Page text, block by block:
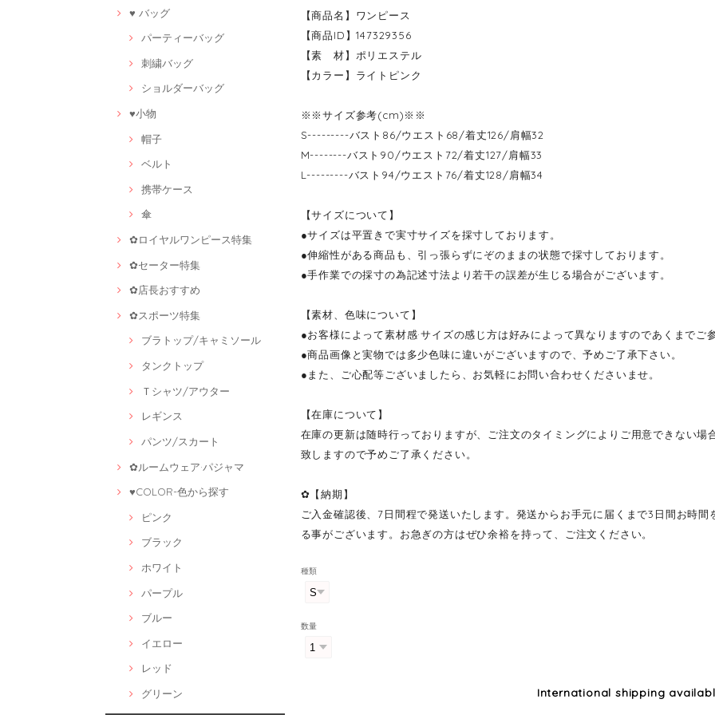
♥ バッグ
パーティーバッグ
刺繍バッグ
ショルダーバッグ
♥小物
帽子
ベルト
携帯ケース
傘
✿ロイヤルワンピース特集
✿セーター特集
✿店長おすすめ
✿スポーツ特集
ブラトップ/キャミソール
タンクトップ
Ｔシャツ/アウター
レギンス
パンツ/スカート
✿ルームウェア·パジャマ
♥COLOR-色から探す
ピンク
ブラック
ホワイト
パープル
ブルー
イエロー
レッド
グリーン
【商品名】ワンピース
【商品ID】147329356
【素 材】ポリエステル
【カラー】ライトピンク
※※サイズ参考(cm)※※
S---------バスト86/ウエスト68/着丈126/肩幅32
M--------バスト90/ウエスト72/着丈127/肩幅33
L---------バスト94/ウエスト76/着丈128/肩幅34
【サイズについて】
●サイズは平置きで実寸サイズを採寸しております。
●伸縮性がある商品も、引っ張らずにぞのままの状態で採寸しております。
●手作業での採寸の為記述寸法より若干の誤差が生じる場合がございます。
【素材、色味について】
●お客様によって素材感·サイズの感じ方は好みによって異なりますのであくまでご
●商品画像と実物では多少色味に違いがございますので、予めご了承下さい。
●また、ご心配等ございましたら、お気軽にお問い合わせくださいませ。
【在庫について】
在庫の更新は随時行っておりますが、ご注文のタイミングによりご用意できない場
致しますので予めご了承ください。
✿【納期】
ご入金確認後、7日間程で発送いたします。発送からお手元に届くまで3日間お時
る事がございます。お急ぎの方はぜひ余裕を持って、ご注文ください。
種類
数量
International shipping